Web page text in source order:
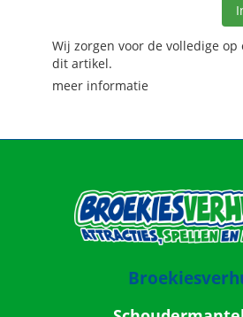
Wij zorgen voor de volledige op
dit artikel.
meer informatie